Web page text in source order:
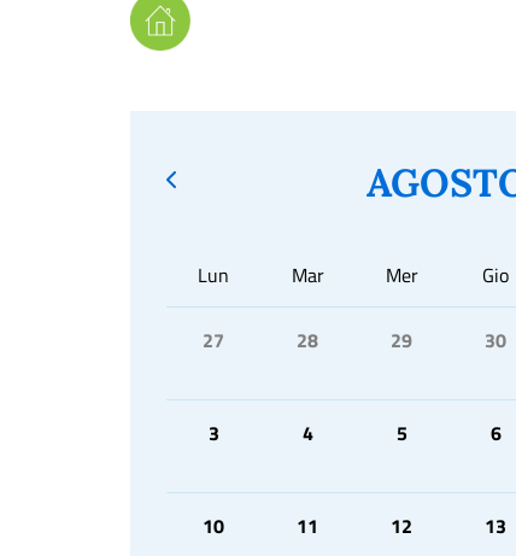
Lun Mar Mer Gio
27 28 29 30
3 4 5 6
10 11 12 13